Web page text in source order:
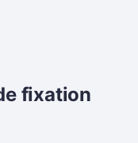
fixation